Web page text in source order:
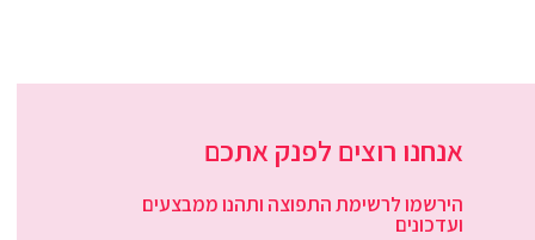
אנחנו רוצים לפנק אתכם
הירשמו לרשימת התפוצה ותהנו ממבצעים
ועדכונים